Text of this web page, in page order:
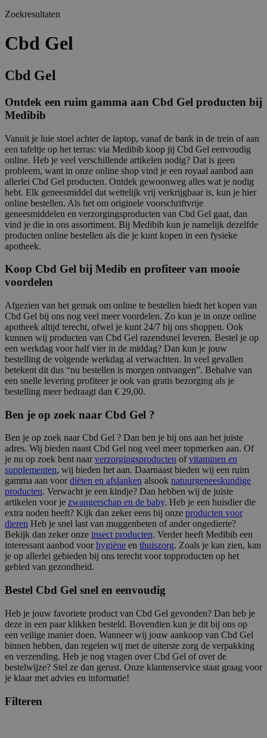
Zoekresultaten
Cbd Gel
Cbd Gel
Ontdek een ruim gamma aan Cbd Gel producten bij
Medibib
Vanuit je luie stoel achter de laptop, vanaf de bank in de trein of aan
een tafeltje op het terras: via Medibib koop jij Cbd Gel eenvoudig
online. Heb je veel verschillende artikelen nodig? Dat is geen
probleem, want in onze online shop vind je een royaal aanbod aan
allerlei Cbd Gel producten. Ontdek gewoonweg alles wat je nodig
hebt. Elk geneesmiddel dat wettelijk vrij verkrijgbaar is, kun je hier
online bestellen. Als het om originele voorschriftvrije
geneesmiddelen en verzorgingsproducten van Cbd Gel gaat, dan
vind je die in ons assortiment. Bij Medibib kun je namelijk dezelfde
producten online bestellen als die je kunt kopen in een fysieke
apotheek.
Koop Cbd Gel bij Medib en profiteer van mooie
voordelen
Afgezien van het gemak om online te bestellen biedt het kopen van
Cbd Gel bij ons nog veel meer voordelen. Zo kun je in onze online
apotheek altijd terecht, ofwel je kunt 24/7 bij ons shoppen. Ook
kunnen wij producten van Cbd Gel razendsnel leveren. Bestel je op
een werkdag voor half vier in de middag? Dan kun je jouw
bestelling de volgende werkdag al verwachten. In veel gevallen
betekent dit dus “nu bestellen is morgen ontvangen”. Behalve van
een snelle levering profiteer je ook van gratis bezorging als je
bestelling meer bedraagt dan € 29,00.
Ben je op zoek naar Cbd Gel ?
Ben je op zoek naar Cbd Gel ? Dan ben je bij ons aan het juiste
adres. Wij bieden naast Cbd Gel nog veel meer topmerken aan. Of
je nu op zoek bent naarverzorgingsproducten ofvitaminen en
supplementen, wij bieden het aan. Daarnaast bieden wij een ruim
gamma aan voordiëten en afslanken alsook natuurgeneeskundige
producten. Verwacht je een kindje? Dan hebben wij de juiste
artikelen voor je zwangerschap en de baby. Heb je een huisdier die
extra noden heeft? Kijk dan zeker eens bij onze producten voor
dieren Heb je snel last van muggenbeten of ander ongedierte?
Bekijk dan zeker onze insect producten. Verder heeft Medibib een
interessant aanbod voorhygiëne en thuiszorg. Zoals je kan zien, kan
je op allerlei gebieden bij ons terecht voor topproducten op het
gebied van gezondheid.
Bestel Cbd Gel snel en eenvoudig
Heb je jouw favoriete product van Cbd Gel gevonden? Dan heb je
deze in een paar klikken besteld. Bovendien kun je dit bij ons op
een veilige manier doen. Wanneer wij jouw aankoop van Cbd Gel
binnen hebben, dan regelen wij met de uiterste zorg de verpakking
en verzending. Heb je nog vragen over Cbd Gel of over de
bestelwijze? Stel ze dan gerust. Onze klantenservice staat graag voor
je klaar met advies en informatie!
Filteren